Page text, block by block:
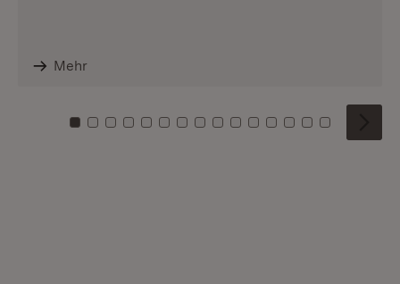
Mehr
Zu Kachel: 0
Zu Kachel: 1
Zu Kachel: 2
Zu Kachel: 3
Zu Kachel: 4
Zu Kachel: 5
Zu Kachel: 6
Zu Kachel: 7
Zu Kachel: 8
Zu Kachel: 9
Zu Kachel: 10
Zu Kachel: 11
Zu Kachel: 12
Zu Kachel:
Zu